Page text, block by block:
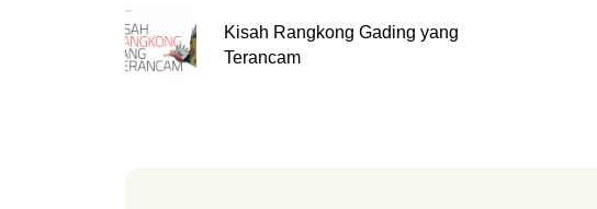
Kisah Rangkong Gading yang
Terancam